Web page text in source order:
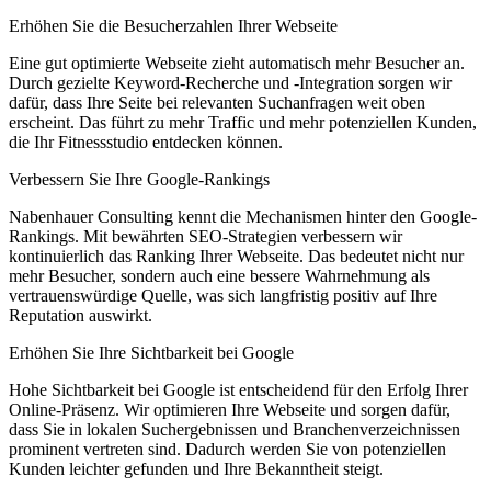
Erhöhen Sie die Besucherzahlen Ihrer Webseite
Eine gut optimierte Webseite zieht automatisch mehr Besucher an.
Durch gezielte Keyword-Recherche und -Integration sorgen wir
dafür, dass Ihre Seite bei relevanten Suchanfragen weit oben
erscheint. Das führt zu mehr Traffic und mehr potenziellen Kunden,
die Ihr Fitnessstudio entdecken können.
Verbessern Sie Ihre Google-Rankings
Nabenhauer Consulting kennt die Mechanismen hinter den Google-
Rankings. Mit bewährten SEO-Strategien verbessern wir
kontinuierlich das Ranking Ihrer Webseite. Das bedeutet nicht nur
mehr Besucher, sondern auch eine bessere Wahrnehmung als
vertrauenswürdige Quelle, was sich langfristig positiv auf Ihre
Reputation auswirkt.
Erhöhen Sie Ihre Sichtbarkeit bei Google
Hohe Sichtbarkeit bei Google ist entscheidend für den Erfolg Ihrer
Online-Präsenz. Wir optimieren Ihre Webseite und sorgen dafür,
dass Sie in lokalen Suchergebnissen und Branchenverzeichnissen
prominent vertreten sind. Dadurch werden Sie von potenziellen
Kunden leichter gefunden und Ihre Bekanntheit steigt.